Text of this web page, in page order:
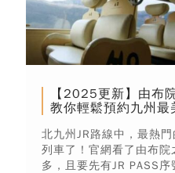
【2025更新】由布
教你輕鬆預約九州最
北九州JR路線中，最熱
列車了！官網看了由布
多，且要先有JR PASS